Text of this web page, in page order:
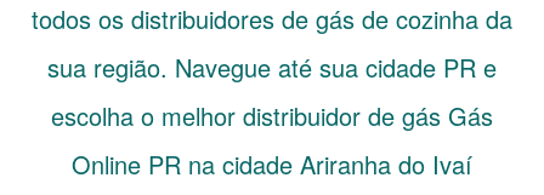
todos os distribuidores de gás de cozinha da
sua região. Navegue até sua cidade PR e
escolha o melhor distribuidor de gás Gás
Online PR na cidade Ariranha do Ivaí